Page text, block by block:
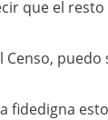
que el resto
fidedigna